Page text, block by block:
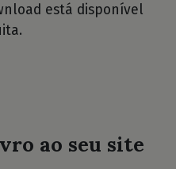
está disponível
ao seu site